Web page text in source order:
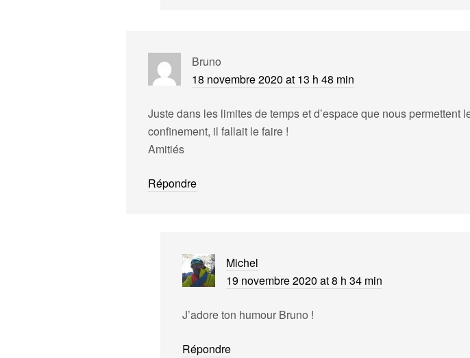
Bruno
18 novembre 2020 at 13 h 48 min
Juste dans les limites de temps et d’espace que nous permettent
confinement, il fallait le faire !
Amitiés
Répondre
Michel
19 novembre 2020 at 8 h 34 min
J’adore ton humour Bruno !
Répondre